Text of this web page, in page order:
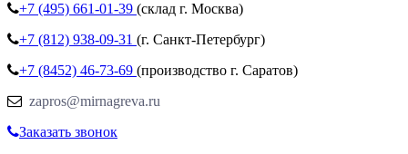
+7 (495) 661-01-39 (склад г. Москва)
+7 (812) 938-09-31 (г. Санкт-Петербург)
+7 (8452) 46-73-69 (производство г. Саратов)
zapros@mirnagreva.ru
Заказать звонок